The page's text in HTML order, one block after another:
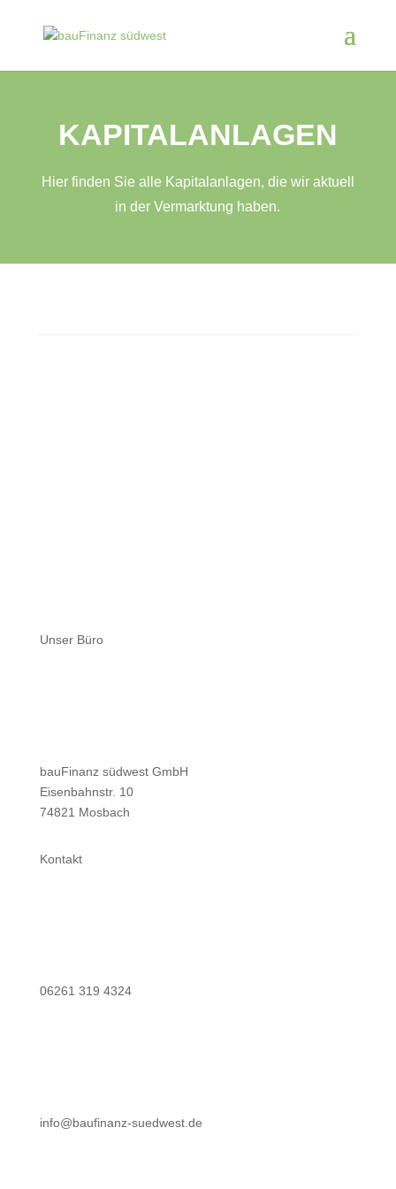
KAPITALANLAGEN
Hier finden Sie alle Kapitalanlagen, die wir aktuell
in der Vermarktung haben.
Unser Büro
bauFinanz südwest GmbH
Eisenbahnstr. 10
74821 Mosbach
Kontakt
06261 319 4324
info@baufinanz-suedwest.de